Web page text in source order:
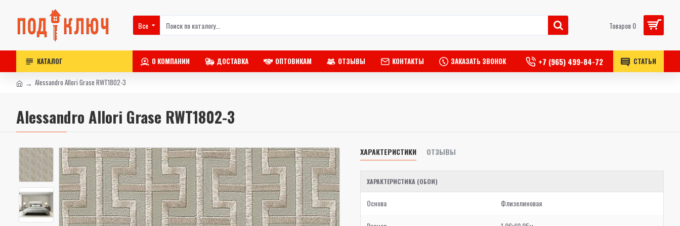
Все Товаров 0
КАТАЛОГ О КОМПАНИИ ДОСТАВКА ОПТОВИКАМ ОТЗЫВЫ КОНТАКТЫ ЗАКАЗАТЬ ЗВОНОК +7 (965) 499-84-72 СТАТЬИ
Alessandro Allori Grase RWT1802-3
Alessandro Allori Grase RWT1802-3
ХАРАКТЕРИСТИКИ ОТЗЫВЫ
ХАРАКТЕРИСТИКА (ОБОИ)
Основа Флизелиновая